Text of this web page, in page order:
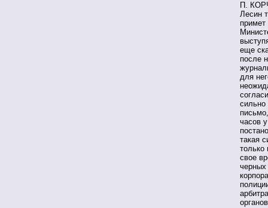
П.
Лесин
еще
после
для
сильно
часов
такая
только
свое
черных